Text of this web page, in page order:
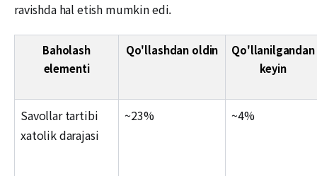
ravishda hal etish mumkin edi.
Baholash
elementi
Qo'llashdan oldin
Qo'llanilgandan
keyin
Savollar tartibi
xatolik darajasi
~23% ~4%